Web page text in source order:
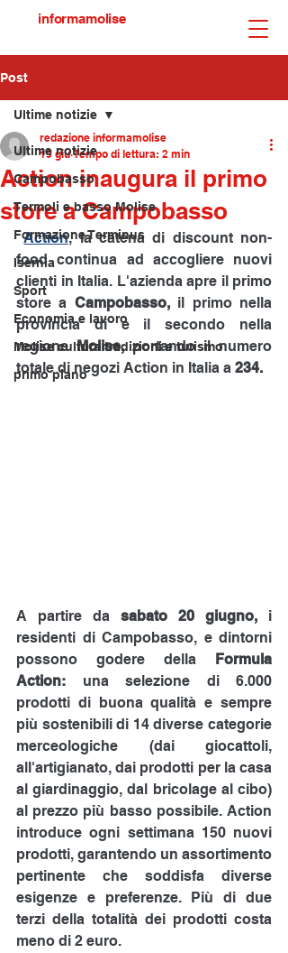
informamolise
Post
Ultime notizie
Campobasso
Termoli e basso Molise
Formazione Terminus
Isernia
Sport
Economia e lavoro
Molise cultura tradizioni e turismo
primo piano
Ultime notizie
Action inaugura il primo
store a Campobasso
redazione informamolise
19 giu Tempo di lettura: 2 min
Action, la catena di discount non-
food continua ad accogliere nuovi
clienti in Italia. L'azienda apre il primo
store a Campobasso, il primo nella
provincia di e il secondo nella
regione Molise, portando il numero
totale di negozi Action in Italia a 234.
A partire da sabato 20 giugno, i
residenti di Campobasso, e dintorni
possono godere della Formula
Action: una selezione di 6.000
prodotti di buona qualità e sempre
più sostenibili di 14 diverse categorie
merceologiche (dai giocattoli,
all'artigianato, dai prodotti per la casa
al giardinaggio, dal bricolage al cibo)
al prezzo più basso possibile. Action
introduce ogni settimana 150 nuovi
prodotti, garantendo un assortimento
pertinente che soddisfa diverse
esigenze e preferenze. Più di due
terzi della totalità dei prodotti costa
meno di 2 euro.